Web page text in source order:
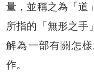
量，並稱之為「道
所指的「無形之手
解為一部有關怎
作。